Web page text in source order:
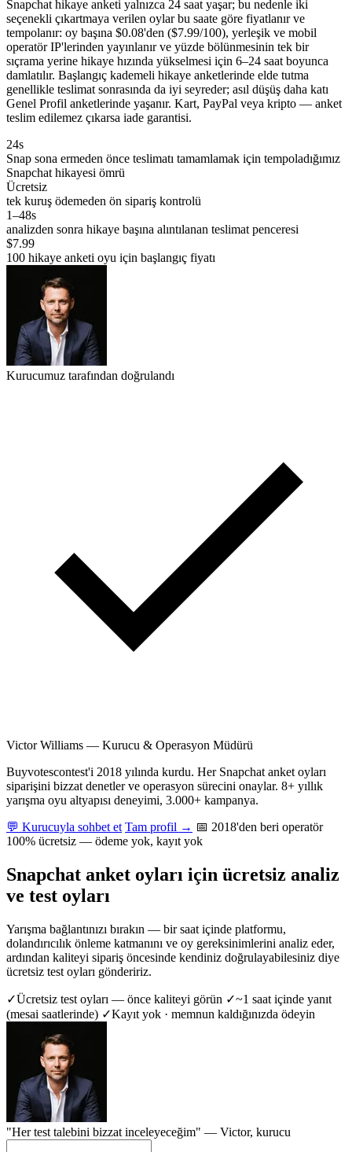
Snapchat hikaye anketi yalnızca 24 saat yaşar; bu nedenle iki
seçenekli çıkartmaya verilen oylar bu saate göre fiyatlanır ve
tempolanır: oy başına $0.08'den ($7.99/100), yerleşik ve mobil
operatör IP'lerinden yayınlanır ve yüzde bölünmesinin tek bir
sıçrama yerine hikaye hızında yükselmesi için 6–24 saat boyunca
damlatılır. Başlangıç kademeli hikaye anketlerinde elde tutma
genellikle teslimat sonrasında da iyi seyreder; asıl düşüş daha katı
Genel Profil anketlerinde yaşanır. Kart, PayPal veya kripto — anket
teslim edilemez çıkarsa iade garantisi.
24s
Snap sona ermeden önce teslimatı tamamlamak için tempoladığımız
Snapchat hikayesi ömrü
Ücretsiz
tek kuruş ödemeden ön sipariş kontrolü
1–48s
analizden sonra hikaye başına alıntılanan teslimat penceresi
$7.99
100 hikaye anketi oyu için başlangıç fiyatı
Kurucumuz tarafından doğrulandı
Victor Williams — Kurucu & Operasyon Müdürü
Buyvotescontest'i 2018 yılında kurdu. Her Snapchat anket oyları
siparişini bizzat denetler ve operasyon sürecini onaylar. 8+ yıllık
yarışma oyu altyapısı deneyimi, 3.000+ kampanya.
💬 Kurucuyla sohbet et Tam profil → 📅 2018'den beri operatör
100% ücretsiz — ödeme yok, kayıt yok
Snapchat anket oyları için ücretsiz analiz
ve test oyları
Yarışma bağlantınızı bırakın — bir saat içinde platformu,
dolandırıcılık önleme katmanını ve oy gereksinimlerini analiz eder,
ardından kaliteyi sipariş öncesinde kendiniz doğrulayabilesiniz diye
ücretsiz test oyları göndeririz.
✓Ücretsiz test oyları — önce kaliteyi görün ✓~1 saat içinde yanıt
(mesai saatlerinde) ✓Kayıt yok · memnun kaldığınızda ödeyin
"Her test talebini bizzat inceleyeceğim" — Victor, kurucu